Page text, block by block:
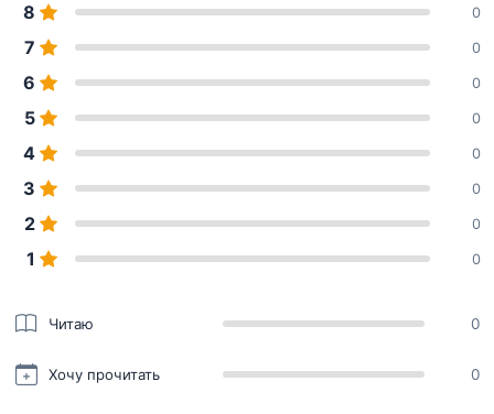
8 0
7 0
6 0
5 0
4 0
3 0
2 0
1 0
Читаю 0
Хочу прочитать 0